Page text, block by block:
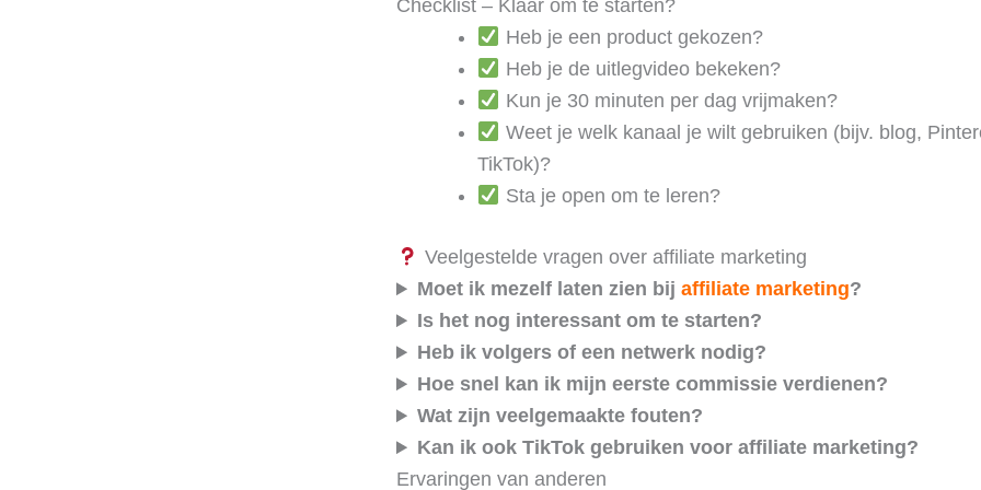
Checklist – Klaar om te starten?
Heb je een product gekozen?
Heb je de uitlegvideo bekeken?
Kun je 30 minuten per dag vrijmaken?
Weet je welk kanaal je wilt gebruiken (bijv. blog,
TikTok)?
Sta je open om te leren?
Veelgestelde vragen over affiliate marketing
Moet ik mezelf laten zien bijaffiliate marketing?
Is het nog interessant om te starten?
Heb ik volgers of een netwerk nodig?
Hoe snel kan ik mijn eerste commissie verdienen?
Wat zijn veelgemaakte fouten?
Kan ik ook TikTok gebruiken voor affiliate marketing?
Ervaringen van anderen